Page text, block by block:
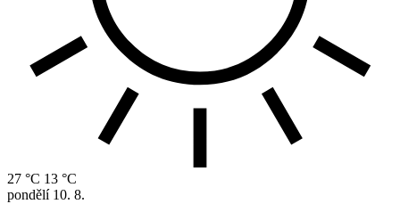
27 °C 13 °C
pondělí 10. 8.